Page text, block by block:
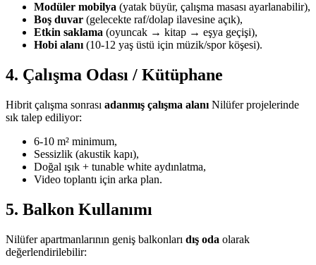
Modüler mobilya (yatak büyür, çalışma masası ayarlanabilir),
Boş duvar (gelecekte raf/dolap ilavesine açık),
Etkin saklama (oyuncak → kitap → eşya geçişi),
Hobi alanı (10-12 yaş üstü için müzik/spor köşesi).
4. Çalışma Odası / Kütüphane
Hibrit çalışma sonrası adanmış çalışma alanı Nilüfer projelerinde
sık talep ediliyor:
6-10 m² minimum,
Sessizlik (akustik kapı),
Doğal ışık + tunable white aydınlatma,
Video toplantı için arka plan.
5. Balkon Kullanımı
Nilüfer apartmanlarının geniş balkonları dış oda olarak
değerlendirilebilir: